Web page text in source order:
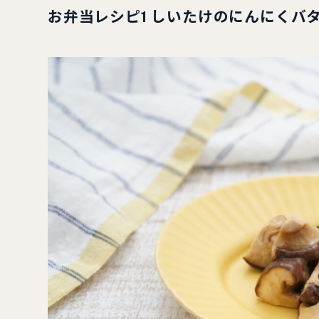
お弁当レシピ1 しいたけのにんにくバ